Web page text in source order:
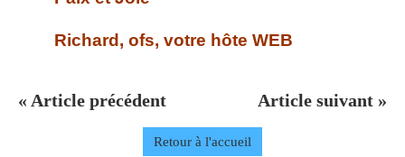
Richard, ofs, votre hôte WEB
« Article précédent Article suivant »
Retour à l'accueil